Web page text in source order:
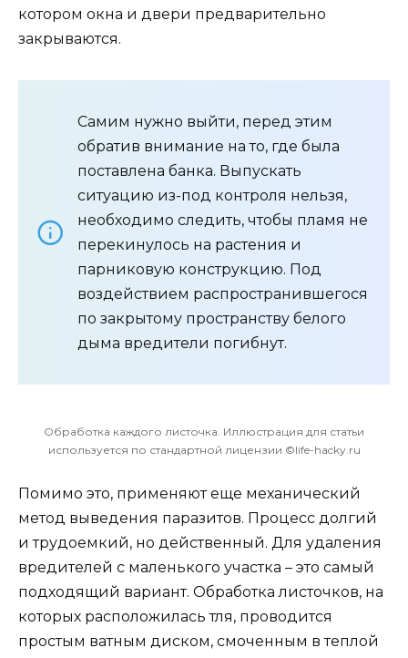
котором окна и двери предварительно
закрываются.
Самим нужно выйти, перед этим
обратив внимание на то, где была
поставлена банка. Выпускать
ситуацию из-под контроля нельзя,
необходимо следить, чтобы пламя не
перекинулось на растения и
парниковую конструкцию. Под
воздействием распространившегося
по закрытому пространству белого
дыма вредители погибнут.
Обработка каждого листочка. Иллюстрация для статьи
используется по стандартной лицензии ©life-hacky.ru
Помимо это, применяют еще механический
метод выведения паразитов. Процесс долгий
и трудоемкий, но действенный. Для удаления
вредителей с маленького участка – это самый
подходящий вариант. Обработка листочков, на
которых расположилась тля, проводится
простым ватным диском, смоченным в теплой